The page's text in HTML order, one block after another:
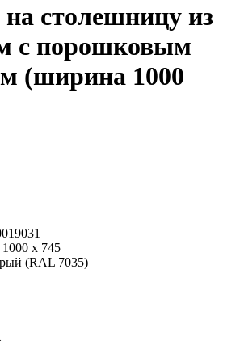
столешницу из
с порошковым
(ширина 1000
x 745
(RAL 7035)